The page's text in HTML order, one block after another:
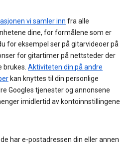
vi samler inn fra alle
dine, for formålene som er
for eksempel ser på gitarvideoer på
for gitartimer på nettsteder der
Aktiviteten din på andre
kan knyttes til din personlige
Googles tjenester og annonsene
imidlertid av kontoinnstillingene
har e-postadressen din eller annen